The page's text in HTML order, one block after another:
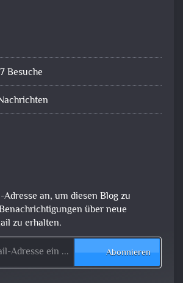
Besuche
an, um diesen Blog zu
über neue
zu erhalten.
Abonnieren